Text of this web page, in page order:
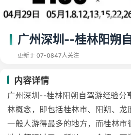
广州深圳--桂林阳朔
更新于 07-0847人关注
内容详情
广州深圳--桂林阳朔自驾游经验分
林概念，即包括桂林市、阳朔、龙
一般人游得最多的地方，而桂林市